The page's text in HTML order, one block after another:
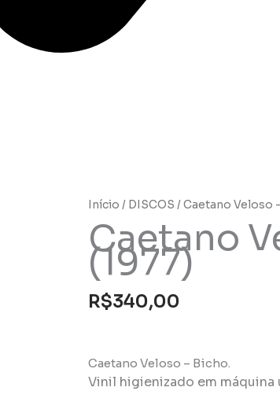
Início / DISCOS / Caetano Veloso
Caetano
(1977)
R$340,00
Caetano Veloso – Bicho.
Vinil higienizado em máquina